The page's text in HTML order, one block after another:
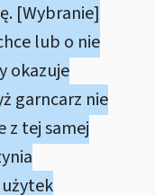
[Wybranie]
lub o nie
okazuje
garncarz nie
z tej samej